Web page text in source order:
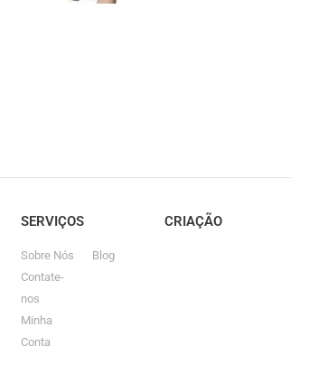
SERVIÇOS
Sobre Nós
Contate-
nos
Minha
Conta
Blog
CRIAÇÃO